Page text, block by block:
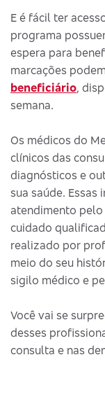
E é fácil ter
programa
espera para
marcações
beneficiário,
semana.
Os médicos do
clínicos das
diagnósticos e
sua saúde. Essas
atendimento
cuidado
realizado por
meio do seu
sigilo médico e
Você vai se
desses
consulta e nas